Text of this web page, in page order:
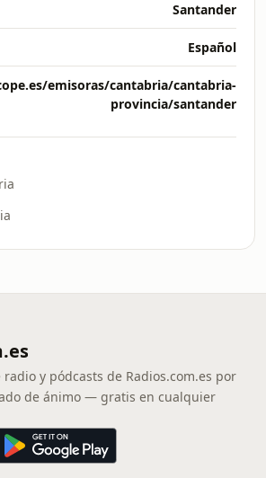
Santander
Español
emisoras/cantabria/cantabria-
provincia/santander
radio y pódcasts de Radios.com.es por
de ánimo — gratis en cualquier